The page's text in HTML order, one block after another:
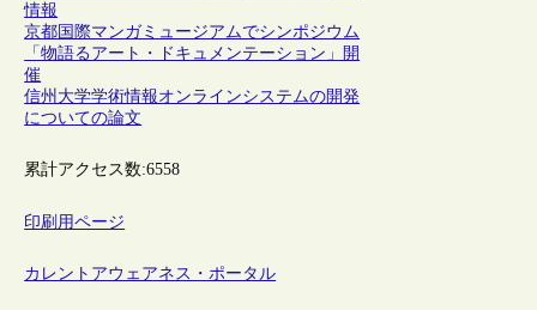
情報
京都国際マンガミュージアムでシンポジウム
「物語るアート・ドキュメンテーション」開
催
信州大学学術情報オンラインシステムの開発
についての論文
累計アクセス数:6558
印刷用ページ
カレントアウェアネス・ポータル